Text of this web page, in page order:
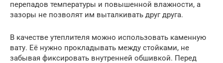
перепадов температуры и повышенной влажности, а
зазоры не позволят им выталкивать друг друга.
В качестве утеплителя можно использовать каменную
вату. Её нужно прокладывать между стойками, не
забывая фиксировать внутренней обшивкой. Перед